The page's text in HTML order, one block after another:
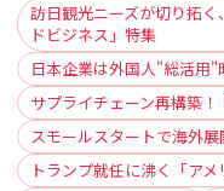
訪日観光ニーズが切り拓
ドビジネス」特集
日本企業は外国人"総活用
サプライチェーン再構築
スモールスタートで海外
トランプ就任に沸く「ア